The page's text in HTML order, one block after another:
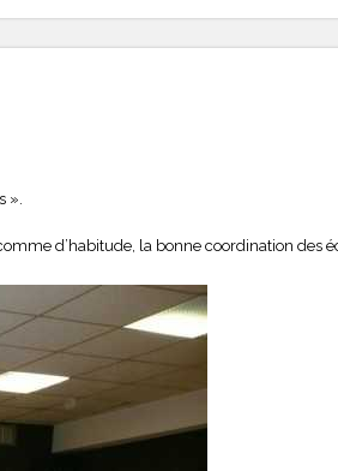
».
d’habitude, la bonne coordination des